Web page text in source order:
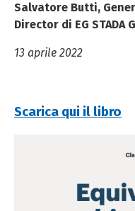
Salvatore Butti,
Director di EG STADA
13 aprile 2022
Scarica qui il libro